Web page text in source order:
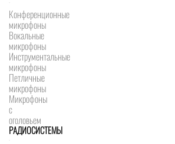
Конференционные
микрофоны
Вокальные
микрофоны
Инструментальные
микрофоны
Петличные
микрофоны
Микрофоны
с
оголовьем
РАДИОСИСТЕМЫ